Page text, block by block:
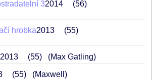
32014
56
hrobka2013
55
2013 55 (Max Gatling)
55 (Maxwell)